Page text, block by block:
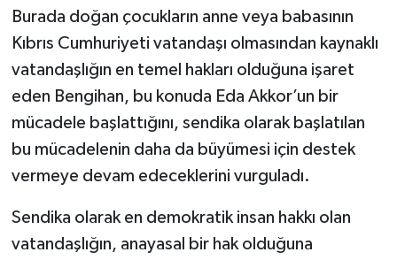
Burada doğan çocukların anne veya babasının
Kıbrıs Cumhuriyeti vatandaşı olmasından kaynaklı
vatandaşlığın en temel hakları olduğuna işaret
eden Bengihan, bu konuda Eda Akkor’un bir
mücadele başlattığını, sendika olarak başlatılan
bu mücadelenin daha da büyümesi için destek
vermeye devam edeceklerini vurguladı.
Sendika olarak en demokratik insan hakkı olan
vatandaşlığın, anayasal bir hak olduğuna